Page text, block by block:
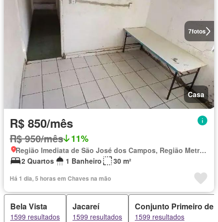
7fotos
Casa
R$ 850/mês
R$ 950/mês 11%
Região Imediata de São José dos Campos, Região Metropolitana do Vale do Paraíba e Litoral Norte
2 Quartos
1 Banheiro 30 m²
Há 1 dia, 5 horas em Chaves na mão
Bela Vista
1599 resultados
Jacareí
1599 resultados
Conjunto Primeiro de
1599 resultados